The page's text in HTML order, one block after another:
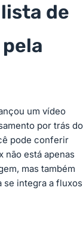
de
um vídeo
por trás do
pode conferir
não está apenas
mas também
se integra a fluxos